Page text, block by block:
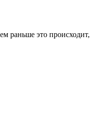
раньше это происходит,